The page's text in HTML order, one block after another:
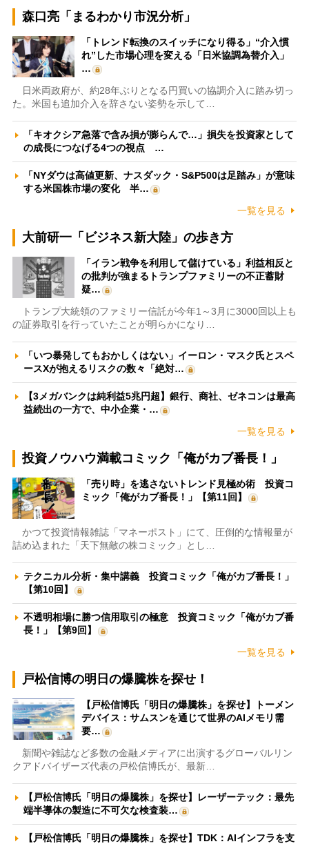
森口亮「まるわかり市況分析」
「トレンド転換のスイッチになり得る」“介入慣
れ”した市場心理を変える「日米協調為替介入」
…
日米両政府が、約28年ぶりとなる円買いの協調介入に踏み切っ
た。米国も追加介入を辞さない姿勢を示して…
「キオクシア急落で含み損が膨らんで…」損失を投資家として
の成長につなげる4つの視点 …
「NYダウは高値更新、ナスダック・S&P500は足踏み」が意味
する米国株市場の変化 半…
一覧を見る
大前研一「ビジネス新大陸」の歩き方
「イラン戦争を利用して儲けている」利益相反と
の批判が強まるトランプファミリーの不正蓄財
疑…
トランプ大統領のファミリー信託が今年1～3月に3000回以上も
の証券取引を行っていたことが明らかになり…
「いつ暴発してもおかしくはない」イーロン・マスク氏とスペ
ースXが抱えるリスクの数々「絶対…
【3メガバンクは純利益5兆円超】銀行、商社、ゼネコンは最高
益続出の一方で、中小企業・…
一覧を見る
投資ノウハウ満載コミック「俺がカブ番長！」
「売り時」を逃さないトレンド見極め術 投資コ
ミック「俺がカブ番長！」【第11回】
かつて投資情報雑誌「マネーポスト」にて、圧倒的な情報量が
詰め込まれた「天下無敵の株コミック」とし…
テクニカル分析・集中講義 投資コミック「俺がカブ番長！」
【第10回】
不透明相場に勝つ信用取引の極意 投資コミック「俺がカブ番
長！」【第9回】
一覧を見る
戸松信博の明日の爆騰株を探せ！
【戸松信博氏「明日の爆騰株」を探せ】トーメン
デバイス：サムスンを通じて世界のAIメモリ需
要…
新聞や雑誌など多数の金融メディアに出演するグローバルリン
クアドバイザーズ代表の戸松信博氏が、最新…
【戸松信博氏「明日の爆騰株」を探せ】レーザーテック：最先
端半導体の製造に不可欠な検査装…
【戸松信博氏「明日の爆騰株」を探せ】TDK：AIインフラを支